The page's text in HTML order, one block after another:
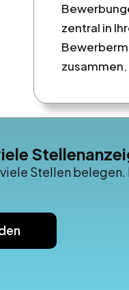
zentral in
zusammen.
viele Stellen